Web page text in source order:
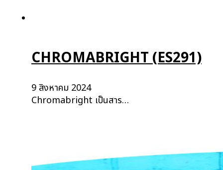
CHROMABRIGHT (ES291)
9 สิงหาคม 2024
Chromabright เป็นสาร…